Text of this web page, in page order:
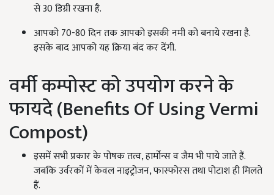
से 30 डिग्री रखना है.
आपको 70-80 दिन तक आपको इसकी नमी को बनाये रखना है.
इसके बाद आपको यह क्रिया बंद कर देंगी.
वर्मी कम्पोस्ट को उपयोग करने के
फायदे (Benefits Of Using Vermi
Compost)
इसमें सभी प्रकार के पोषक तत्व, हार्मोन्स व जैम भी पाये जाते हैं.
जबकि उर्वरकों में केवल नाइट्रोजन, फास्फोरस तथा पोटाश ही मिलते
हैं.